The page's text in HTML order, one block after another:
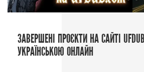
ЗАВЕРШЕНІ ПРОЄКТИ НА САЙТІ
УКРАЇНСЬКОЮ ОНЛАЙН